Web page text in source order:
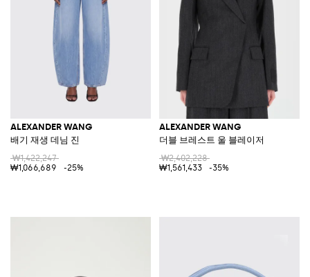
ALEXANDER WANG
배기 재생 데님 진
₩1,422,247
₩1,066,689
-25%
ALEXANDER WANG
더블 브레스트 울 블레이저
₩2,402,228
₩1,561,433
-35%